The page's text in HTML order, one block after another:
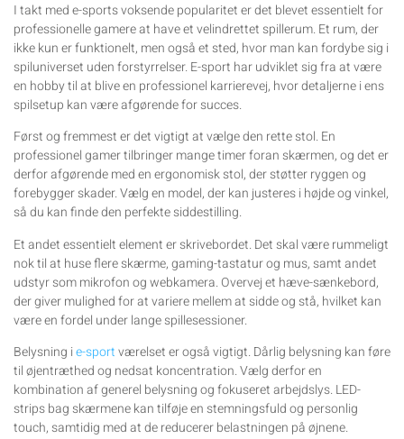
I takt med e-sports voksende popularitet er det blevet essentielt for
professionelle gamere at have et velindrettet spillerum. Et rum, der
ikke kun er funktionelt, men også et sted, hvor man kan fordybe sig i
spiluniverset uden forstyrrelser. E-sport har udviklet sig fra at være
en hobby til at blive en professionel karrierevej, hvor detaljerne i ens
spilsetup kan være afgørende for succes.
Først og fremmest er det vigtigt at vælge den rette stol. En
professionel gamer tilbringer mange timer foran skærmen, og det er
derfor afgørende med en ergonomisk stol, der støtter ryggen og
forebygger skader. Vælg en model, der kan justeres i højde og vinkel,
så du kan finde den perfekte siddestilling.
Et andet essentielt element er skrivebordet. Det skal være rummeligt
nok til at huse flere skærme, gaming-tastatur og mus, samt andet
udstyr som mikrofon og webkamera. Overvej et hæve-sænkebord,
der giver mulighed for at variere mellem at sidde og stå, hvilket kan
være en fordel under lange spillesessioner.
Belysning ie-sportværelset er også vigtigt. Dårlig belysning kan føre
til øjentræthed og nedsat koncentration. Vælg derfor en
kombination af generel belysning og fokuseret arbejdslys. LED-
strips bag skærmene kan tilføje en stemningsfuld og personlig
touch, samtidig med at de reducerer belastningen på øjnene.